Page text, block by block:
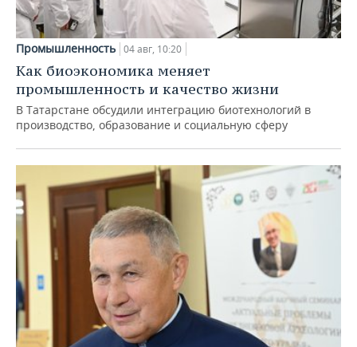
Промышленность 04 авг, 10:20
Как биоэкономика меняет
промышленность и качество жизни
В Татарстане обсудили интеграцию биотехнологий в
производство, образование и социальную сферу